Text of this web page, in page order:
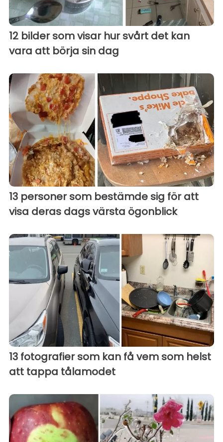
12 bilder som visar hur svårt det kan
vara att börja sin dag
13 personer som bestämde sig för att
visa deras dags värsta ögonblick
13 fotografier som kan få vem som helst
att tappa tålamodet